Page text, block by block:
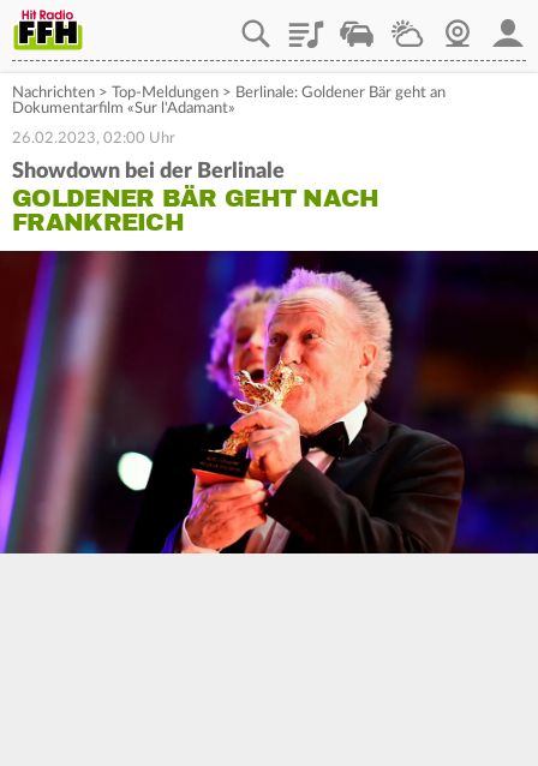
PlaylistStaupilotWetterWebcam
Nachrichten > Top-Meldungen > Berlinale: Goldener Bär geht an
Dokumentarfilm «Sur l'Adamant»
26.02.2023, 02:00 Uhr
Showdown bei der Berlinale
GOLDENER BÄR GEHT NACH
FRANKREICH